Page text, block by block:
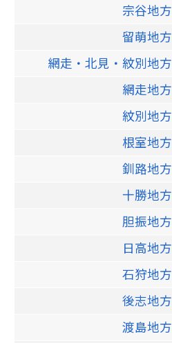
宗谷地方
留萌地方
網走・北見・紋別地方
網走地方
紋別地方
根室地方
釧路地方
十勝地方
胆振地方
日高地方
石狩地方
後志地方
渡島地方